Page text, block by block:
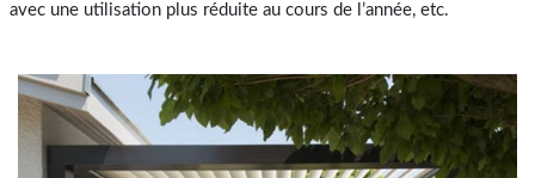
avec une utilisation plus réduite au cours de l’année, etc.